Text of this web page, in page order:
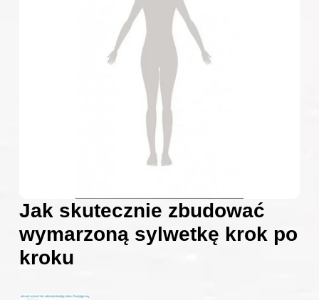
Jak skutecznie zbudować
wymarzoną sylwetkę krok po
kroku